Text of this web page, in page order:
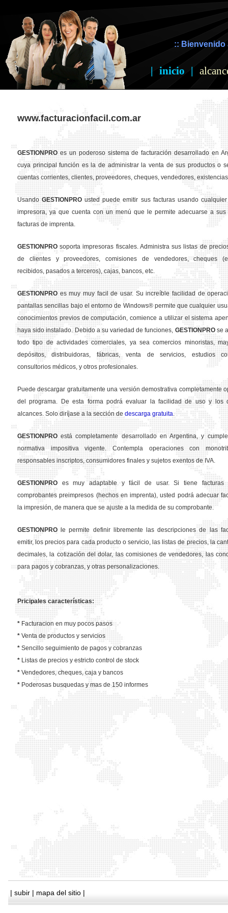
:: Bienvenido
| inicio |
www.facturacionfacil.com.ar
GESTION PRO es un poderoso sistema de facturación desarrollado en
cuya principal función es la de administrar la venta de sus productos o
cuentas corrientes, clientes, proveedores, cheques, vendedores,
Usando GESTION PRO usted puede emitir sus facturas usando
impresora, ya que cuenta con un menú que le permite adecuarse a sus
facturas de imprenta.
GESTION PRO soporta impresoras fiscales. Administra sus listas de
de clientes y proveedores, comisiones de vendedores, cheques
recibidos, pasados a terceros), cajas, bancos, etc.
GESTION PRO es muy muy facil de usar. Su increíble facilidad de
pantallas sencillas bajo el entorno de Windows® permite que cualquier
conocimientos previos de computación, comience a utilizar el sistema
haya sido instalado. Debido a su variedad de funciones, GESTION PROse
todo tipo de actividades comerciales, ya sea comercios minoristas,
depósitos, distribuidoras, fábricas, venta de servicios, estudios
consultorios médicos, y otros profesionales.
Puede descargar gratuitamente una versión demostrativa completamente
del programa. De esta forma podrá evaluar la facilidad de uso y los
alcances. Solo diríjase a la sección de descarga gratuita.
GESTION PRO está completamente desarrollado en Argentina, y
normativa impositiva vigente. Contempla operaciones con
responsables inscriptos, consumidores finales y sujetos exentos de IVA.
GESTION PRO es muy adaptable y fácil de usar. Si tiene facturas
comprobantes preimpresos (hechos en imprenta), usted podrá adecuar
la impresión, de manera que se ajuste a la medida de su comprobante.
GESTION PRO le permite definir libremente las descripciones de las
emitir, los precios para cada producto o servicio, las listas de precios, la
decimales, la cotización del dolar, las comisiones de vendedores, las
para pagos y cobranzas, y otras personalizaciones.
Pricipales características:
* Facturacion en muy pocos pasos
* Venta de productos y servicios
* Sencillo seguimiento de pagos y cobranzas
* Listas de precios y estricto control de stock
* Vendedores, cheques, caja y bancos
* Poderosas busquedas y mas de 150 informes
| subir | mapa del sitio |